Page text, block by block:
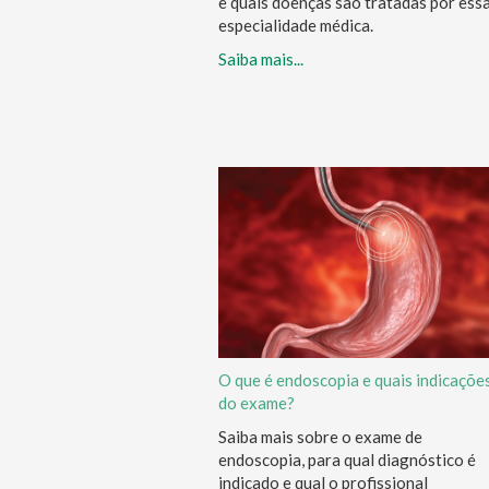
especialidade médica.
Saiba mais...
O que é endoscopia e quais
do exame?
Saiba mais sobre o exame de
endoscopia, para qual diagnóstico é
indicado e qual o profissional